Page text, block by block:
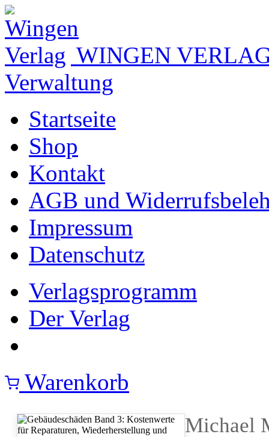
WINGEN
Verwaltung
Startseite
Shop
Kontakt
AGB und
Impressum
Datenschutz
Verlagsprogramm
Der Verlag
Warenkorb
Michael